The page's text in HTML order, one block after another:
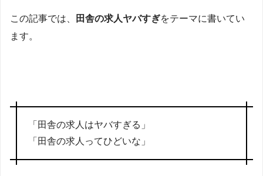
この記事では、 田舎の求人ヤバすぎをテーマに書いてい
ます。
「田舎の求人はヤバすぎる」
「田舎の求人ってひどいな」